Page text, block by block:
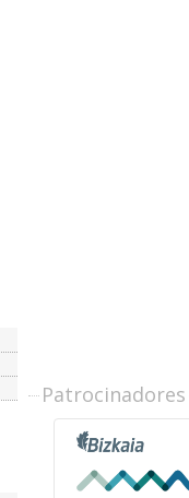
Patrocinadores